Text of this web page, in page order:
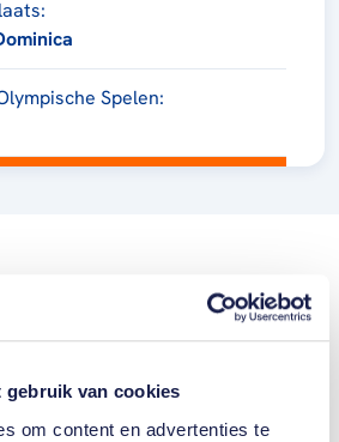
gebruik van cookies
om content en advertenties te
Spelen: